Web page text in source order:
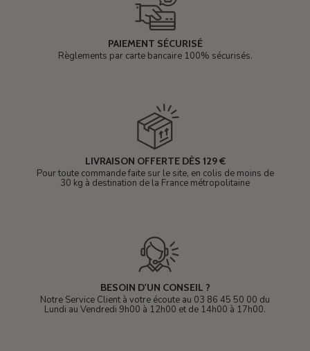
PAIEMENT SÉCURISÉ
Règlements par carte bancaire 100% sécurisés.
LIVRAISON OFFERTE DÈS 129 €
Pour toute commande faite sur le site, en colis de moins de
30 kg à destination de la France métropolitaine
BESOIN D'UN CONSEIL ?
Notre Service Client à votre écoute au 03 86 45 50 00 du
Lundi au Vendredi 9h00 à 12h00 et de 14h00 à 17h00.